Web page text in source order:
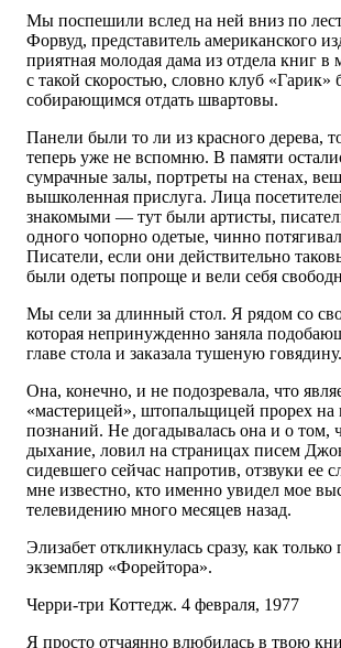
Мы поспешили вслед на ней вниз по
Форвуд, представитель американского
приятная молодая дама из отдела книг
с такой скоростью, словно клуб «Гарик»
собирающимся отдать швартовы.
Панели были то ли из красного дерева,
теперь уже не вспомню. В памяти
сумрачные залы, портреты на стенах,
вышколенная прислуга. Лица
знакомыми — тут были артисты,
одного чопорно одетые, чинно
Писатели, если они действительно
были одеты попроще и вели себя
Мы сели за длинный стол. Я рядом со
которая непринужденно заняла
главе стола и заказала тушеную говядину.
Она, конечно, и не подозревала, что
«мастерицей», штопальщицей прорех на
познаний. Не догадывалась она и о том,
дыхание, ловил на страницах писем
сидевшего сейчас напротив, отзвуки ее
мне известно, кто именно увидел мое
телевидению много месяцев назад.
Элизабет откликнулась сразу, как только
экземпляр «Форейтора».
Черри-три Коттедж. 4 февраля, 1977
Я просто отчаянно влюбилась в твою